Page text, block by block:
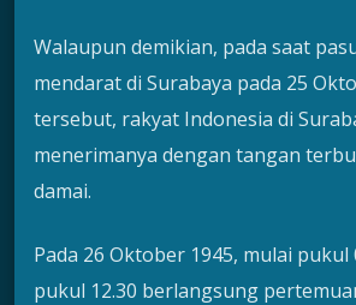
Walaupun demikian, pada saat
mendarat di Surabaya pada 25
tersebut, rakyat Indonesia di
menerimanya dengan tangan
damai.
Pada 26 Oktober 1945, mulai pukul
pukul 12.30 berlangsung